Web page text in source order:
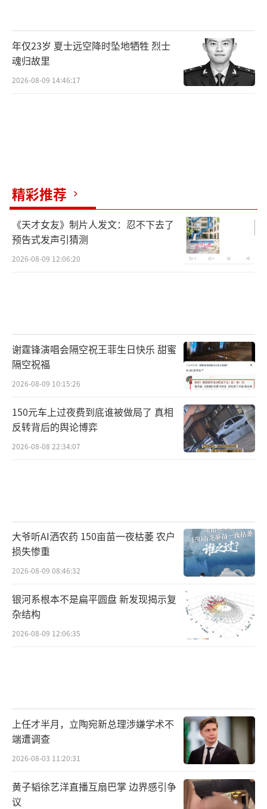
年仅23岁 夏士远空降时坠地牺牲 烈士
魂归故里
2026-08-09 14:46:17
精彩推荐
《天才女友》制片人发文：忍不下去了
预告式发声引猜测
2026-08-09 12:06:20
谢霆锋演唱会隔空祝王菲生日快乐 甜蜜
隔空祝福
2026-08-09 10:15:26
150元车上过夜费到底谁被做局了 真相
反转背后的舆论博弈
2026-08-08 22:34:07
大爷听AI洒农药 150亩苗一夜枯萎 农户
损失惨重
2026-08-09 08:46:32
银河系根本不是扁平圆盘 新发现揭示复
杂结构
2026-08-09 12:06:35
上任才半月，立陶宛新总理涉嫌学术不
端遭调查
2026-08-03 11:20:31
黄子韬徐艺洋直播互扇巴掌 边界感引争
议